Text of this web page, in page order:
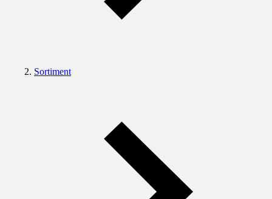
Sortiment